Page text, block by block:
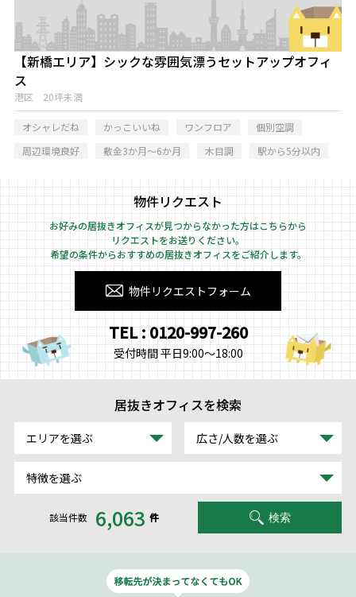
【新橋エリア】シックな雰囲気漂うセットアップオフィ
ス
港区 20坪未満
オシャレだね かっこいいね ワンフロア
個別空調
周辺環境良好
敷金3か月～6か月 木目調 駅から5分以内
物件リクエスト
お好みの居抜きオフィスが見つからなかった方はこちらから
リクエストをお送りください。
希望の条件からおすすめの居抜きオフィスをご紹介します。
物件リクエストフォーム
TEL : 0120-997-260
受付時間 平日9:00～18:00
居抜きオフィスを検索
エリアを選ぶ 広さ/人数を選ぶ
特徴を選ぶ
該当件数 6,063 件 検索